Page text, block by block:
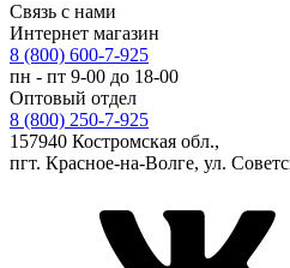
Связь с нами
Интернет магазин
8 (800) 600-7-925
пн - пт 9-00 до 18-00
Оптовый отдел
8 (800) 250-7-925
157940 Костромская обл.,
пгт. Красное-на-Волге, ул.